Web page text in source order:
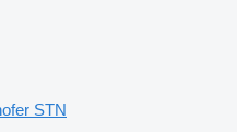
STN